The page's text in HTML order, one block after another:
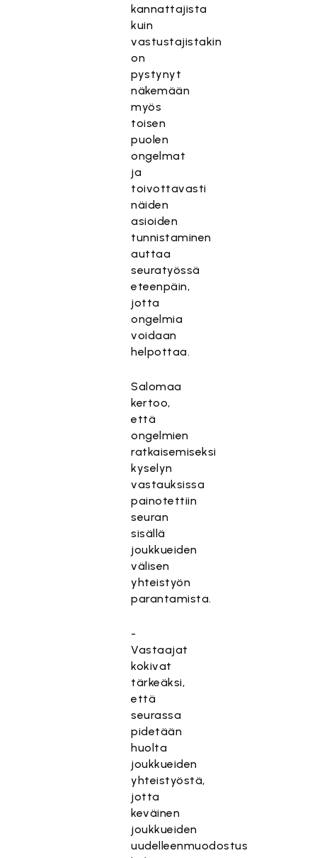
kannattajista
kuin
vastustajistakin
on
pystynyt
näkemään
myös
toisen
puolen
ongelmat
ja
toivottavasti
näiden
asioiden
tunnistaminen
auttaa
seuratyössä
eteenpäin,
jotta
ongelmia
voidaan
helpottaa.
Salomaa
kertoo,
että
ongelmien
ratkaisemiseksi
kyselyn
vastauksissa
painotettiin
seuran
sisällä
joukkueiden
välisen
yhteistyön
parantamista.
-
Vastaajat
kokivat
tärkeäksi,
että
seurassa
pidetään
huolta
joukkueiden
yhteistyöstä,
jotta
keväinen
joukkueiden
uudelleenmuodostus